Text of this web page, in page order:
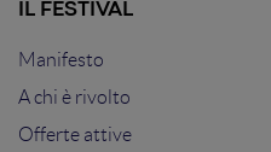
IL FESTIVAL
Manifesto
A chi è rivolto
Offerte attive